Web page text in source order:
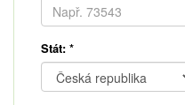
Stát: *